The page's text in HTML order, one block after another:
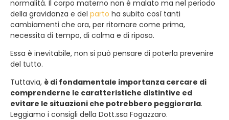
normalità. Il corpo materno non è malato ma nel periodo
della gravidanza e del parto ha subito così tanti
cambiamenti che ora, per ritornare come prima,
necessita di tempo, di calma e di riposo.
Essa è inevitabile, non si può pensare di poterla prevenire
del tutto.
Tuttavia, è di fondamentale importanza cercare di
comprenderne le caratteristiche distintive ed
evitare le situazioni che potrebbero peggiorarla.
Leggiamo i consigli della Dott.ssa Fogazzaro.